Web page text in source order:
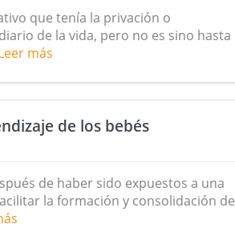
que tenía la privación o
de la vida, pero no es sino hasta
más
de los bebés
de haber sido expuestos a una
la formación y consolidación de